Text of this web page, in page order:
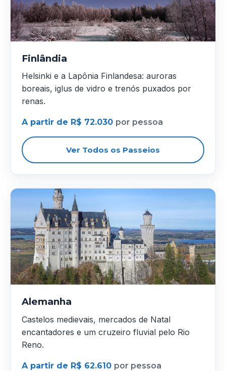
Finlândia
Helsinki e a Lapônia Finlandesa: auroras
boreais, iglus de vidro e trenós puxados por
renas.
A partir de R$ 72.030 por pessoa
Ver Todos os Passeios
Alemanha
Castelos medievais, mercados de Natal
encantadores e um cruzeiro fluvial pelo Rio
Reno.
A partir de R$ 62.610 por pessoa